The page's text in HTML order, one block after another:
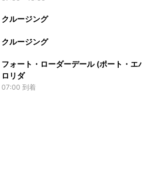
クルージング
クルージング
フォート・ローダーデール (ポート・エ
ロリダ
07:00 到着